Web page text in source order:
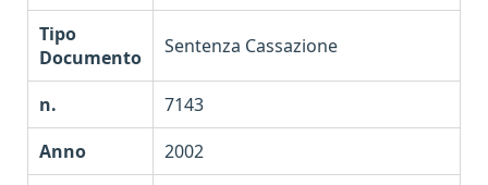
Tipo
Documento
Sentenza Cassazione
n.
7143
Anno
2002